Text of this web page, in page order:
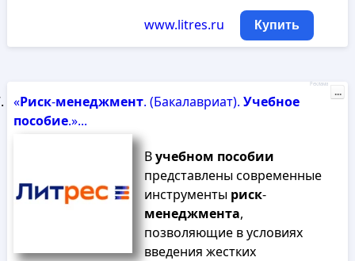
www.litres.ru Купить
«Риск-менеджмент. (Бакалавриат). Учебное
пособие.»...
Вучебном пособии
представлены современные
инструменты риск-
менеджмента,
позволяющие в условиях
введения жестких
Реклама
...